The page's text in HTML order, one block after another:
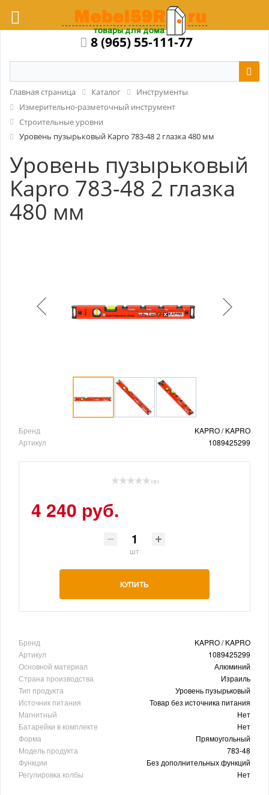
8 (965) 55-111-77
Главная страница Каталог
Инструменты
Измерительно-разметочный инструмент
Строительные уровни
Уровень пузырьковый Kapro 783-48 2 глазка 480 мм
Уровень пузырьковый
Kapro 783-48 2 глазка
480 мм
Бренд
KAPRO / KAPRO
Артикул
1089425299
( 0 )
4 240 руб.
шт
КУПИТЬ
Бренд
KAPRO / KAPRO
Артикул
1089425299
Основной материал
Алюминий
Страна производства
Израиль
Тип продукта
Уровень пузырьковый
Источник питания
Товар без источника питания
Магнитный
Нет
Батарейки в комплекте
Нет
Форма
Прямоугольный
Модель продукта
783-48
Функции
Без дополнительных функций
Регулировка колбы
Нет